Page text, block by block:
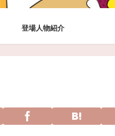
登場人物紹介